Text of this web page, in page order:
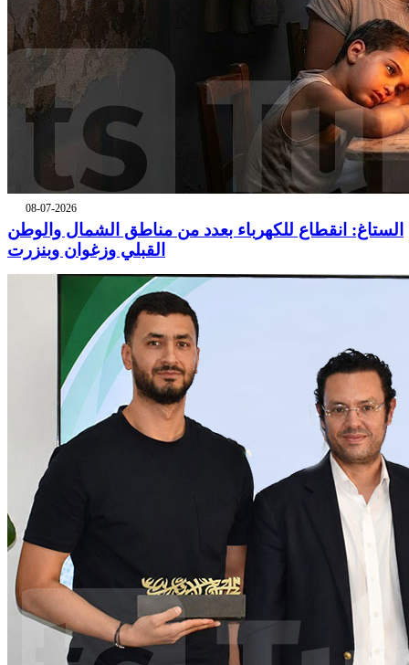
08-07-2026
الستاغ: انقطاع للكهرباء بعدد من مناطق الشمال والوطن
القبلي وزغوان وبنزرت